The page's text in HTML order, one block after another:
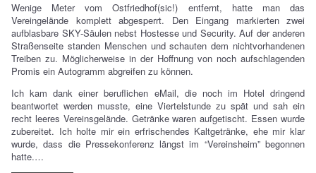
Wenige Meter vom Ostfriedhof(sic!) entfernt, hatte man das
Vereingelände komplett abgesperrt. Den Eingang markierten zwei
aufblasbare SKY-Säulen nebst Hostesse und Security. Auf der anderen
Straßenseite standen Menschen und schauten dem nichtvorhandenen
Treiben zu. Möglicherweise in der Hoffnung von noch aufschlagenden
Promis ein Autogramm abgreifen zu können.
Ich kam dank einer beruflichen eMail, die noch im Hotel dringend
beantwortet werden musste, eine Viertelstunde zu spät und sah ein
recht leeres Vereinsgelände. Getränke waren aufgetischt. Essen wurde
zubereitet. Ich holte mir ein erfrischendes Kaltgetränke, ehe mir klar
wurde, dass die Pressekonferenz längst im “Vereinsheim” begonnen
hatte.…